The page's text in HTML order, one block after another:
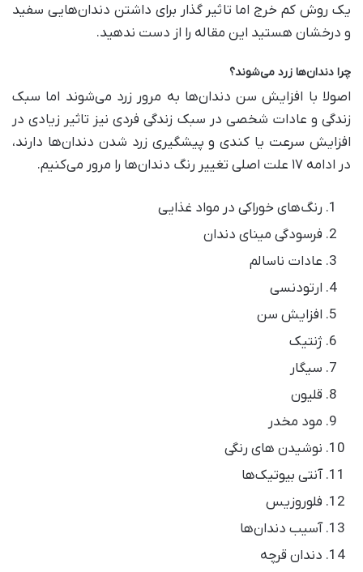
یک روش کم خرج اما تاثیر گذار برای داشتن دندان‌هایی سفید
و درخشان هستید این مقاله را از دست ندهید.
چرا دندان‌ها زرد می‌شوند؟
اصولا با افزایش سن دندان‌ها به مرور زرد می‌شوند اما سبک
زندگی و عادات شخصی در سبک زندگی فردی نیز تاثیر زیادی در
افزایش سرعت یا کندی و پیشگیری زرد شدن دندان‌ها دارند،
در ادامه ۱۷ علت اصلی تغییر رنگ‌ دندان‌ها را مرور می‌کنیم.
رنگ‌های خوراکی‌ در مواد غذایی
فرسودگی مینای دندان
عادات ناسالم
ارتودنسی
افزایش سن
ژنتیک
سیگار
قلیون
مود مخدر
نوشیدن های رنگی
آنتی بیوتیک‌ها
فلوروزیس
آسیب دندان‌ها
دندان قرچه